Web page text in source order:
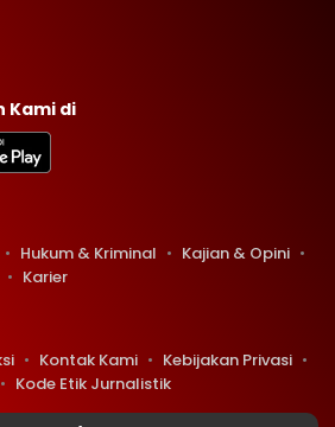
Kami di
Hukum & Kriminal
Kajian & Opini
Karier
Kontak Kami
Kebijakan Privasi
Kode Etik Jurnalistik